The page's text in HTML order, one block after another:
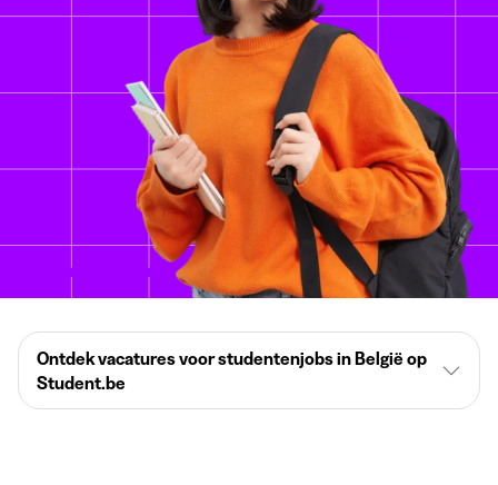
Ontdek vacatures voor studentenjobs in België op
Student.be